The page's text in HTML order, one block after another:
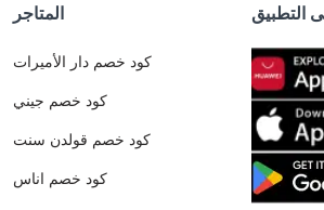
المتاجر
كود خصم دار الأميرات
كود خصم جيني
كود خصم قولدن سنت
كود خصم اناس
التطبيق